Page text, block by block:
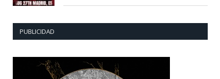
PUBLICIDAD